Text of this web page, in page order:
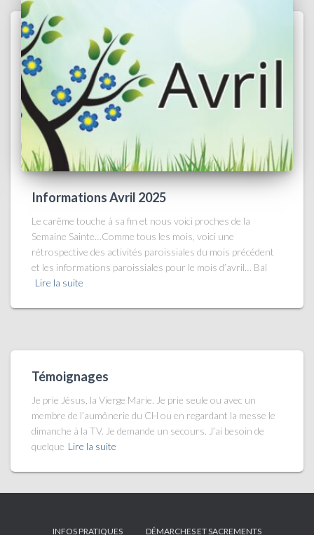
Informations Avril 2025
Le carême touche à sa fin et nous voici proches de la
Semaine Sainte…Comme tous les mois, voici une
rétrospective des activités paroissiales du mois précédent
et les informations paroissiales pour le mois d’avril… Bal
Lire la suite
Témoignages
Je prie Jésus, la Vierge Marie. Je prie seule ou avec un
membre de l’aumônerie du CH ou en regardant la messe le
dimanche à la TV. Je demande un secours. J’ai besoin de
quelque Lire la suite
INFOS PRATIQUES DÉMARCHES ET SACREMENTS